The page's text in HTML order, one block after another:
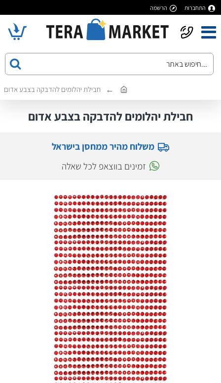
התחברות הרשמה
חבילת יהלומים להדבקה בצבע אדום
חבילת יהלומים להדבקה בצבע אדום
משלוח מהיר ממחסן בישראל
זמינים בווצאפ לכל שאלה